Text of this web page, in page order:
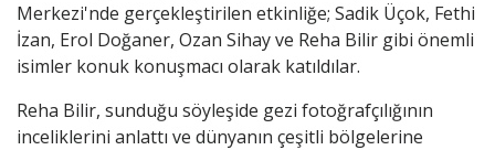
Merkezi'nde gerçekleştirilen etkinliğe; Sadik Üçok, Fethi
İzan, Erol Doğaner, Ozan Sihay ve Reha Bilir gibi önemli
isimler konuk konuşmacı olarak katıldılar.
Reha Bilir, sunduğu söyleşide gezi fotoğrafçılığının
inceliklerini anlattı ve dünyanın çeşitli bölgelerine